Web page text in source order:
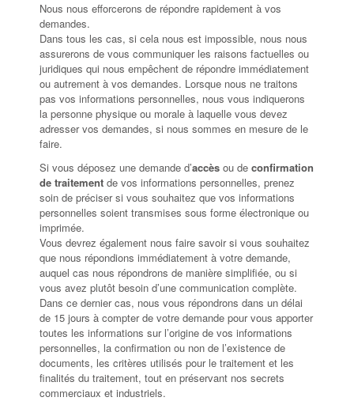
Nous nous efforcerons de répondre rapidement à vos
demandes.
Dans tous les cas, si cela nous est impossible, nous nous
assurerons de vous communiquer les raisons factuelles ou
juridiques qui nous empêchent de répondre immédiatement
ou autrement à vos demandes. Lorsque nous ne traitons
pas vos informations personnelles, nous vous indiquerons
la personne physique ou morale à laquelle vous devez
adresser vos demandes, si nous sommes en mesure de le
faire.
Si vous déposez une demande d’accès ou de confirmation
de traitement de vos informations personnelles, prenez
soin de préciser si vous souhaitez que vos informations
personnelles soient transmises sous forme électronique ou
imprimée.
Vous devrez également nous faire savoir si vous souhaitez
que nous répondions immédiatement à votre demande,
auquel cas nous répondrons de manière simplifiée, ou si
vous avez plutôt besoin d’une communication complète.
Dans ce dernier cas, nous vous répondrons dans un délai
de 15 jours à compter de votre demande pour vous apporter
toutes les informations sur l’origine de vos informations
personnelles, la confirmation ou non de l’existence de
documents, les critères utilisés pour le traitement et les
finalités du traitement, tout en préservant nos secrets
commerciaux et industriels.